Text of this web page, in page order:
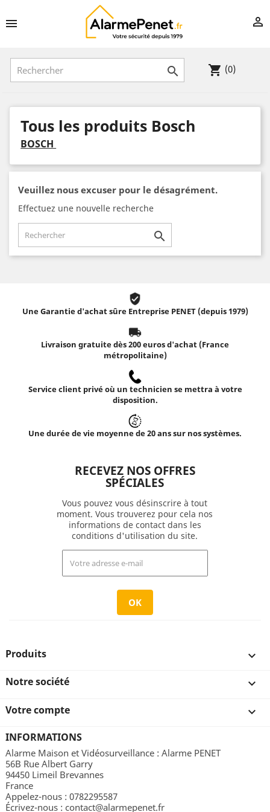
 
 shopping_cart (0)
Tous les produits Bosch
BOSCH
Veuillez nous excuser pour le désagrément.
Effectuez une nouvelle recherche

Une Garantie d'achat sûre Entreprise PENET (depuis 1979)
Livraison gratuite dès 200 euros d'achat (France
métropolitaine)
Service client privé où un technicien se mettra à votre
disposition.
Une durée de vie moyenne de 20 ans sur nos systèmes.
RECEVEZ NOS OFFRES
SPÉCIALES
Vous pouvez vous désinscrire à tout
moment. Vous trouverez pour cela nos
informations de contact dans les
conditions d'utilisation du site.
Produits 
Notre société 
Votre compte 
INFORMATIONS
Alarme Maison et Vidéosurveillance : Alarme PENET
56B Rue Albert Garry
94450 Limeil Brevannes
France
Appelez-nous :0782295587
Écrivez-nous : contact@alarmepenet.fr